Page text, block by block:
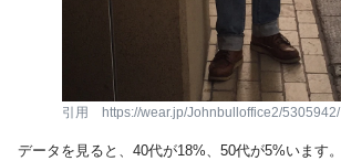
引用 https://wear.jp/Johnbulloffice2/5305942/
データを見ると、40代が18%、50代が5%います。